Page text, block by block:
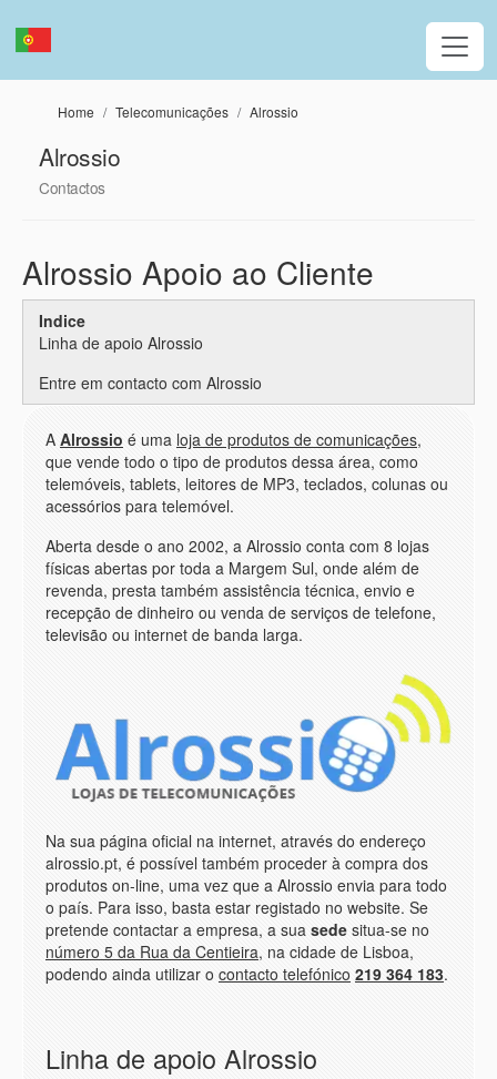
Home Telecomunicações Alrossio
Alrossio
Contactos
Alrossio Apoio ao Cliente
Indice
Linha de apoio Alrossio
Entre em contacto com Alrossio
A Alrossio é uma loja de produtos de comunicações,
que vende todo o tipo de produtos dessa área, como
telemóveis, tablets, leitores de MP3, teclados, colunas ou
acessórios para telemóvel.
Aberta desde o ano 2002, a Alrossio conta com 8 lojas
físicas abertas por toda a Margem Sul, onde além de
revenda, presta também assistência técnica, envio e
recepção de dinheiro ou venda de serviços de telefone,
televisão ou internet de banda larga.
Na sua página oficial na internet, através do endereço
alrossio.pt, é possível também proceder à compra dos
produtos on-line, uma vez que a Alrossio envia para todo
o país. Para isso, basta estar registado no website. Se
pretende contactar a empresa, a sua sede situa-se no
número 5 da Rua da Centieira, na cidade de Lisboa,
podendo ainda utilizar o contacto telefónico 219 364 183.
Linha de apoio Alrossio